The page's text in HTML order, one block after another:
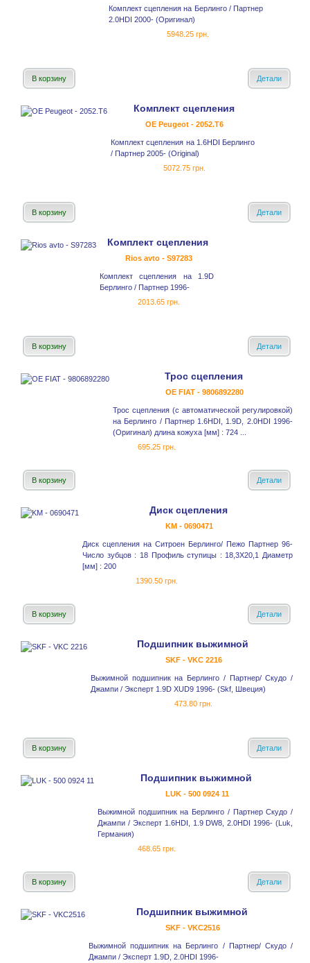
Комплект сцепления на Берлинго / Партнер
2.0HDI 2000- (Оригинал)
5948.25 грн.
В корзину Детали
Комплект сцепления
OE Peugeot - 2052.T6
Комплект сцепления на 1.6HDI Берлинго
/ Партнер 2005- (Original)
5072.75 грн.
В корзину Детали
Комплект сцепления
Rios avto - S97283
Комплект сцепления на 1.9D
Берлинго / Партнер 1996-
2013.65 грн.
В корзину Детали
Трос сцепления
OE FIAT - 9806892280
Трос сцепления (с автоматической регулировкой)
на Берлинго / Партнер 1.6HDI, 1.9D, 2.0HDI 1996-
(Оригинал) длина кожуха [мм] : 724 ...
695.25 грн.
В корзину Детали
Диск сцепления
KM - 0690471
Диск сцепления на Ситроен Берлинго/ Пежо Партнер 96-
Число зубцов : 18 Профиль ступицы : 18,3X20,1 Диаметр
[мм] : 200
1390.50 грн.
В корзину Детали
Подшипник выжимной
SKF - VKC 2216
Выжимной подшипник на Берлинго / Партнер/ Скудо /
Джампи / Эксперт 1.9D XUD9 1996- (Skf, Швеция)
473.80 грн.
В корзину Детали
Подшипник выжимной
LUK - 500 0924 11
Выжимной подшипник на Берлинго / Партнер Скудо /
Джампи / Эксперт 1.6HDI, 1.9 DW8, 2.0HDI 1996- (Luk,
Германия)
468.65 грн.
В корзину Детали
Подшипник выжимной
SKF - VKC2516
Выжимной подшипник на Берлинго / Партнер/ Скудо /
Джампи / Эксперт 1.9D, 2.0HDI 1996-